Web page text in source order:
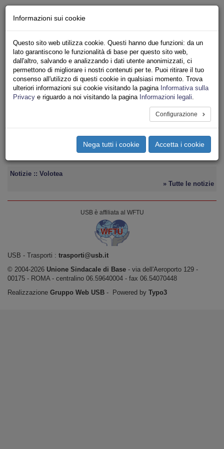
Iscriviti
Ricerca
Area Stampa
Privacy
TRASPORTI
navigation
Toggle
Notizie :: Volotea
» Tutte le notizie
USB è affiliata al WFTU
USB ‐ Trasporti : trasporti@usb.it
© 2004-2026 Unione Sindacale di Base ‐ via dell'Aeroporto 129 -
00175 - ROMA - centralino 06.59640004 - fax 06.54070448
Realizzazione Gruppo Web USB ‐ Powered by Typo3
Informazioni sui cookie
Questo sito web utilizza cookie. Questi hanno due funzioni: da un
lato garantiscono le funzionalità di base per questo sito web,
dall'altro, salvando e analizzando i dati utente anonimizzati, ci
permettono di migliorare i nostri contenuti per te. Puoi ritirare il tuo
consenso all'utilizzo di questi cookie in qualsiasi momento. Trova
ulteriori informazioni sui cookie visitando la pagina Informativa sulla
Privacy e riguardo a noi visitando la pagina Informazioni legali.
Configurazione
Nega tutti i cookie Accetta i cookie